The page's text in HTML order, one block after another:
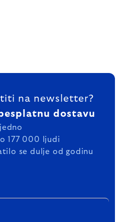
na newsletter?
dostavu
177 000 ljudi
se dulje od godinu